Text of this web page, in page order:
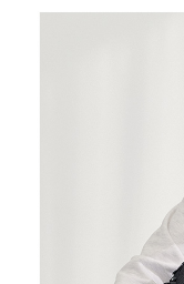
便利好安心！
１．簡單：不需註冊會員
２．便利：只要手機號碼
３．安心：先確認商品／
１．於結帳方式選擇「
結帳頁面，進行簡訊認證
２．訂單成立數日內，您
３．收到繳費通知簡訊後
ATM／網路銀行／等多元
※ 請注意：結帳手續完成
購買商品的店家。未經商
後付繳納相關費用。
每筆NT$100，滿
每筆NT$100，滿
萊爾富取貨付款